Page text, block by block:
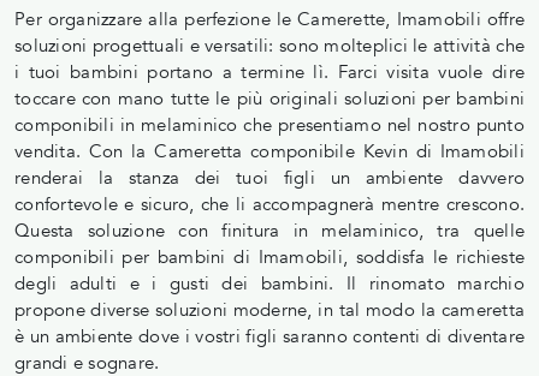
Per organizzare alla perfezione le Camerette, Imamobili offre
soluzioni progettuali e versatili: sono molteplici le attività che
i tuoi bambini portano a termine lì. Farci visita vuole dire
toccare con mano tutte le più originali soluzioni per bambini
componibili in melaminico che presentiamo nel nostro punto
vendita. Con la Cameretta componibile Kevin di Imamobili
renderai la stanza dei tuoi figli un ambiente davvero
confortevole e sicuro, che li accompagnerà mentre crescono.
Questa soluzione con finitura in melaminico, tra quelle
componibili per bambini di Imamobili, soddisfa le richieste
degli adulti e i gusti dei bambini. Il rinomato marchio
propone diverse soluzioni moderne, in tal modo la cameretta
è un ambiente dove i vostri figli saranno contenti di diventare
grandi e sognare.